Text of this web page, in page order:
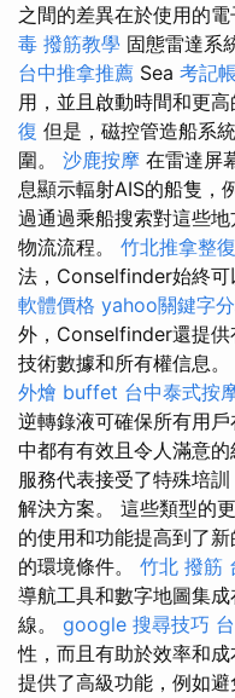
之間的差異在於使用的電
毒 撥筋教學 固態雷達系
台中推拿推薦 Sea 考記
用，並且啟動時間和更高
復 但是，磁控管造船系
圍。 沙鹿按摩 在雷達屏
息顯示輻射AIS的船隻，
過通過乘船搜索對這些
物流流程。 竹北推拿整復
法，Conselfinder始終可
軟體價格 yahoo關鍵字
外，Conselfinder還提供
技術數據和所有權信息。
外燴 buffet 台中泰式按
逆轉錄液可確保所有用
中都有有效且令人滿意的
服務代表接受了特殊培
解決方案。 這些類型的
的使用和功能提高到了
的環境條件。 竹北 撥筋
導航工具和數字地圖集
線。 google 搜尋技巧
性，而且有助於效率和成
提供了高級功能，例如